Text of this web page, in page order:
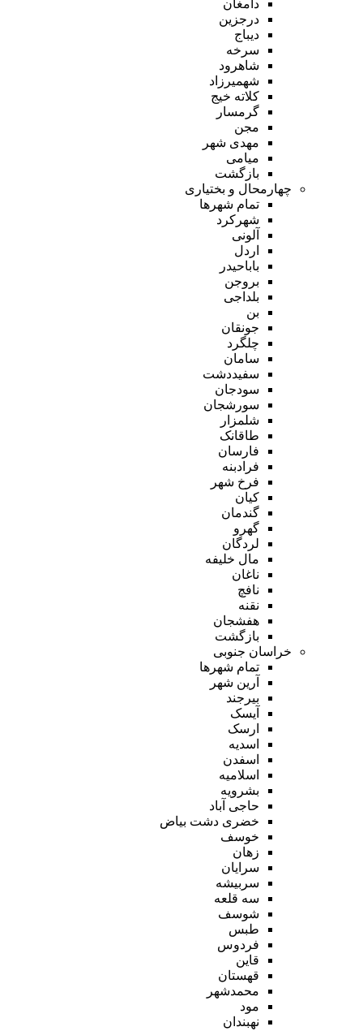
دامغان
درجزین
دیباج
سرخه
شاهرود
شهمیرزاد
کلاته خیج
گرمسار
مجن
مهدی شهر
میامی
بازگشت
چهارمحال و بختیاری
تمام شهر‌ها
شهرکرد
آلونی
اردل
باباحیدر
بروجن
بلداجی
بن
جونقان
چلگرد
سامان
سفیددشت
سودجان
سورشجان
شلمزار
طاقانک
فارسان
فرادبنه
فرخ شهر
کیان
گندمان
گهرو
لردگان
مال خلیفه
ناغان
نافچ
نقنه
هفشجان
بازگشت
خراسان جنوبی
تمام شهر‌ها
آرین شهر
بیرجند
آیسک
ارسک
اسدیه
اسفدن
اسلامیه
بشرویه
حاجی آباد
خضری دشت بیاض
خوسف
زهان
سرایان
سربیشه
سه قلعه
شوسف
طبس
فردوس
قاین
قهستان
محمدشهر
مود
نهبندان